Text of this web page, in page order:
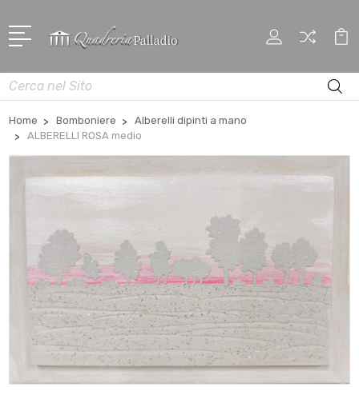
Cerca
Home Bomboniere
Alberelli dipinti a mano
ALBERELLI ROSA medio